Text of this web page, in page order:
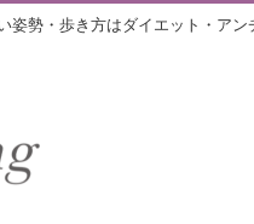
勢・歩き方はダイエット・ア